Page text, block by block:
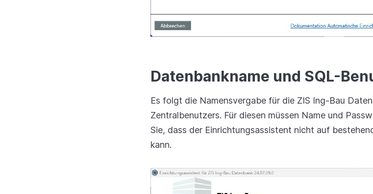
Datenbankname und SQL-
Es folgt die Namensvergabe für die ZIS Ing-Bau
Zentralbenutzers. Für diesen müssen Name und
Sie, dass der Einrichtungsassistent nicht auf
kann.